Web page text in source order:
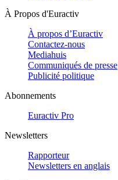
À Propos d'Euractiv
À propos d’Euractiv
Contactez-nous
Mediahuis
Communiqués de presse
Publicité politique
Abonnements
Euractiv Pro
Newsletters
Rapporteur
Newsletters en anglais